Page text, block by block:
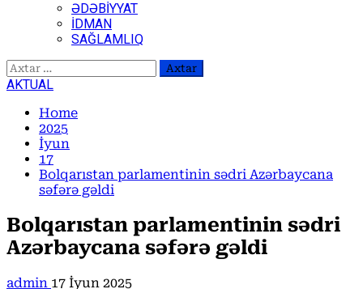
ƏDƏBİYYAT
İDMAN
SAĞLAMLIQ
Axtarış:
AKTUAL
Home
2025
İyun
17
Bolqarıstan parlamentinin sədri Azərbaycana
səfərə gəldi
Bolqarıstan parlamentinin sədri
Azərbaycana səfərə gəldi
admin 17 İyun 2025